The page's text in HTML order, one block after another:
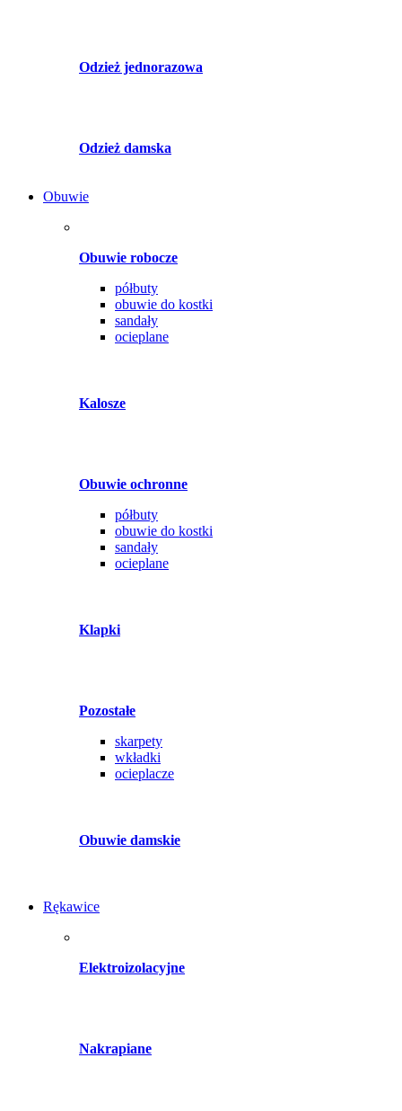
Odzież jednorazowa
Odzież damska
Obuwie
Obuwie robocze
półbuty
obuwie do kostki
sandały
ocieplane
Kalosze
Obuwie ochronne
półbuty
obuwie do kostki
sandały
ocieplane
Klapki
Pozostałe
skarpety
wkładki
ocieplacze
Obuwie damskie
Rękawice
Elektroizolacyjne
Nakrapiane